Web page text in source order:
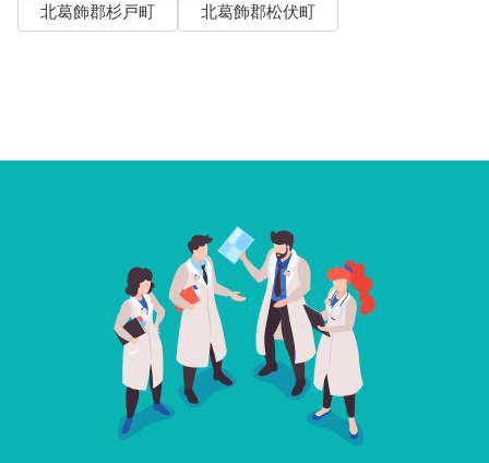
北葛飾郡杉戸町
北葛飾郡松伏町